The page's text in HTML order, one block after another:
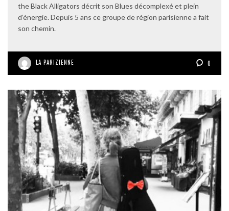
the Black Alligators décrit son Blues décomplexé et plein
d’énergie. Depuis 5 ans ce groupe de région parisienne a fait
son chemin.
LA PARIZIENNE 0